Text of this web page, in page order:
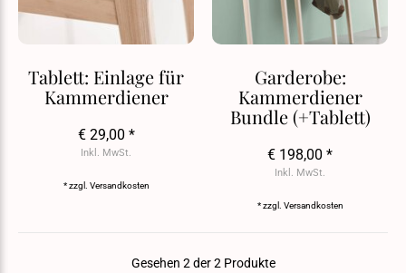
Tablett: Einlage für
Kammerdiener
€ 29,00 *
Inkl. MwSt.
* zzgl. Versandkosten
Garderobe:
Kammerdiener
Bundle (+Tablett)
€ 198,00 *
Inkl. MwSt.
* zzgl. Versandkosten
Gesehen 2 der 2 Produkte